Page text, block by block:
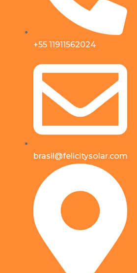
+55 11911562024
brasil@felicitysolar.com